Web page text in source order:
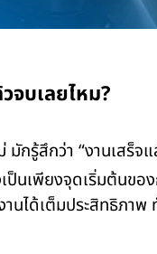
จบเลยไหม?
มักรู้สึกว่า “งานเสร็
ป็นเพียงจุดเริ่มต้นขอ
านได้เต็มประสิทธิภ